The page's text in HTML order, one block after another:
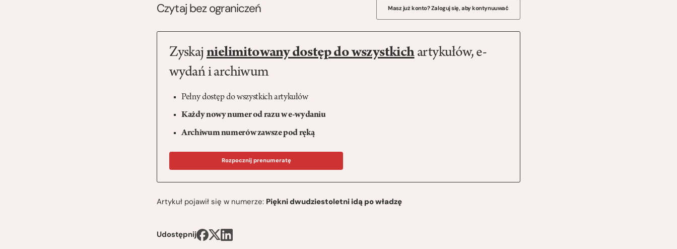
Czytaj bez ograniczeń Masz już konto? Zaloguj się, aby kontynuuwać
Zyskaj nielimitowany dostęp do wszystkichartykułów, e-
wydań i archiwum
Pełny dostęp do wszystkich artykułów
Każdy nowy numer od razu w e-wydaniu
Archiwum numerów zawsze pod ręką
Rozpocznij prenumeratę
Artykuł pojawił się w numerze: Piękni dwudziestoletni idą po władzę
Udostępnij